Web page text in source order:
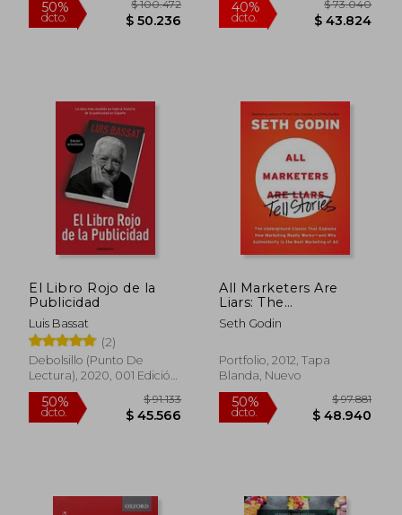
50%
dcto.
$ 100.472
$ 50.236
40%
dcto.
$
$
El Libro Rojo de la
Publicidad
Luis Bassat
(2)
Debolsillo (Punto De
Lectura), 2020, 001 Edición,
Tapa Blanda, Nuevo
All Marketers Are
Liars: The
Underground Classic
That Explains How
Works--And Why
Authenticity Is the
(en Inglés)
Seth Godin
Portfolio, 2012, Tapa
Blanda, Nuevo